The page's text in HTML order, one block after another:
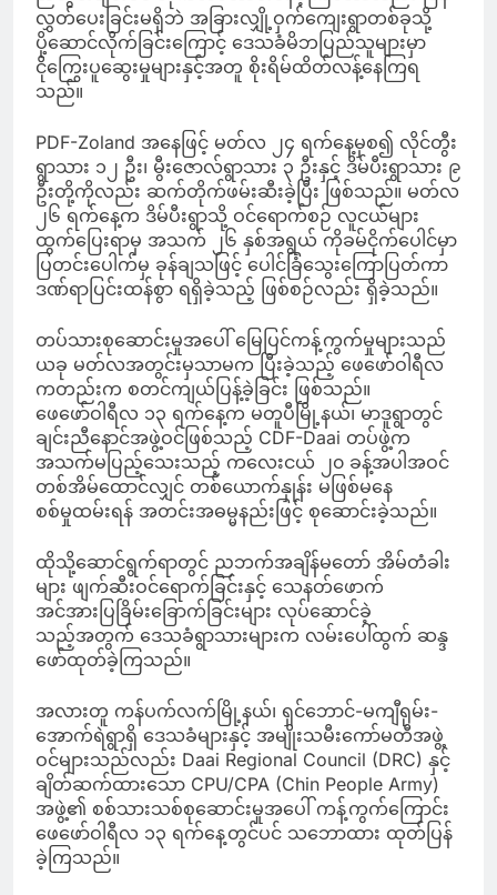
လွှတ်ပေးခြင်းမရှိဘဲ အခြားလျှို့ဝှက်ကျေးရွာတစ်ခုသို့
ပို့ဆောင်လိုက်ခြင်းကြောင့် ဒေသခံမိဘပြည်သူများမှာ
ငိုကြွေးပူဆွေးမှုများနှင့်အတူ စိုးရိမ်ထိတ်လန့်နေကြရ
သည်။
PDF-Zoland အနေဖြင့် မတ်လ ၂၄ ရက်နေ့မှစ၍ လိုင်တွီး
ရွာသား ၁၂ ဦး၊ မွီးဇောလ်ရွာသား ၃ ဦးနှင့် ဒိမ်ပီးရွာသား ၉
ဦးတို့ကိုလည်း ဆက်တိုက်ဖမ်းဆီးခဲ့ပြီး ဖြစ်သည်။ မတ်လ
၂၆ ရက်နေ့က ဒိမ်ပီးရွာသို့ ဝင်ရောက်စဉ် လူငယ်များ
ထွက်ပြေးရာမှ အသက် ၂၆ နှစ်အရွယ် ကိုခမ်ငိုက်ပေါင်မှာ
ပြတင်းပေါက်မှ ခုန်ချသဖြင့် ပေါင်ခြံသွေးကြောပြတ်ကာ
ဒဏ်ရာပြင်းထန်စွာ ရရှိခဲ့သည့် ဖြစ်စဉ်လည်း ရှိခဲ့သည်။
တပ်သားစုဆောင်းမှုအပေါ် မြေပြင်ကန့်ကွက်မှုများသည်
ယခု မတ်လအတွင်းမှသာမက ပြီးခဲ့သည့် ဖေဖော်ဝါရီလ
ကတည်းက စတင်ကျယ်ပြန့်ခဲ့ခြင်း ဖြစ်သည်။
ဖေဖော်ဝါရီလ ၁၃ ရက်နေ့က မတူပီမြို့နယ်၊ မာဒူရွာတွင်
ချင်းညီနောင်အဖွဲ့ဝင်ဖြစ်သည့် CDF-Daai တပ်ဖွဲ့က
အသက်မပြည့်သေးသည့် ကလေးငယ် ၂၀ ခန့်အပါအဝင်
တစ်အိမ်ထောင်လျှင် တစ်ယောက်နှုန်း မဖြစ်မနေ
စစ်မှုထမ်းရန် အတင်းအဓမ္မနည်းဖြင့် စုဆောင်းခဲ့သည်။
ထိုသို့ဆောင်ရွက်ရာတွင် ညဘက်အချိန်မတော် အိမ်တံခါး
များ ဖျက်ဆီးဝင်ရောက်ခြင်းနှင့် သေနတ်ဖောက်
အင်အားပြခြိမ်းခြောက်ခြင်းများ လုပ်ဆောင်ခဲ့
သည့်အတွက် ဒေသခံရွာသားများက လမ်းပေါ်ထွက် ဆန္ဒ
ဖော်ထုတ်ခဲ့ကြသည်။
အလားတူ ကန်ပက်လက်မြို့နယ်၊ ရှင်ဘောင်-မကျီရုမ်း-
အောက်ရဲရွာရှိ ဒေသခံများနှင့် အမျိုးသမီးကော်မတီအဖွဲ့
ဝင်များသည်လည်း Daai Regional Council (DRC) နှင့်
ချိတ်ဆက်ထားသော CPU/CPA (Chin People Army)
အဖွဲ့၏ စစ်သားသစ်စုဆောင်းမှုအပေါ် ကန့်ကွက်ကြောင်း
ဖေဖော်ဝါရီလ ၁၃ ရက်နေ့တွင်ပင် သဘောထား ထုတ်ပြန်
ခဲ့ကြသည်။